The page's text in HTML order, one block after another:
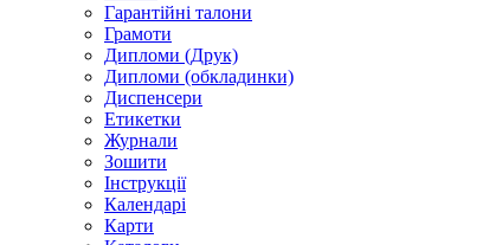
Гарантійні талони
Грамоти
Дипломи (Друк)
Дипломи (обкладинки)
Диспенсери
Етикетки
Журнали
Зошити
Інструкції
Календарі
Карти